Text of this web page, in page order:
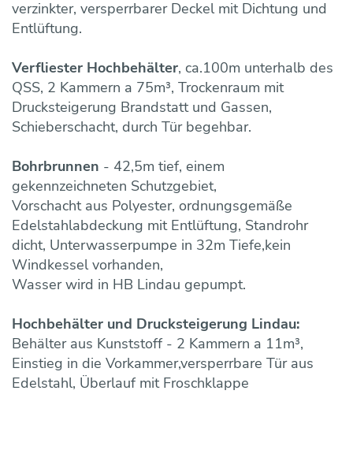
verzinkter, versperrbarer Deckel mit Dichtung und
Entlüftung.
Verfliester Hochbehälter, ca.100m unterhalb des
QSS, 2 Kammern a 75m³, Trockenraum mit
Drucksteigerung Brandstatt und Gassen,
Schieberschacht, durch Tür begehbar.
Bohrbrunnen - 42,5m tief, einem
gekennzeichneten Schutzgebiet,
Vorschacht aus Polyester, ordnungsgemäße
Edelstahlabdeckung mit Entlüftung, Standrohr
dicht, Unterwasserpumpe in 32m Tiefe,kein
Windkessel vorhanden,
Wasser wird in HB Lindau gepumpt.
Hochbehälter und Drucksteigerung Lindau:
Behälter aus Kunststoff - 2 Kammern a 11m³,
Einstieg in die Vorkammer,versperrbare Tür aus
Edelstahl, Überlauf mit Froschklappe